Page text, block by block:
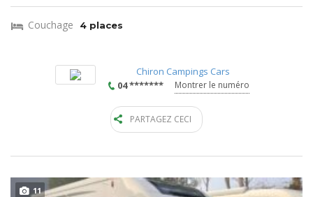
Couchage 4 places
Chiron Campings Cars
04 *******
Montrer le numéro
PARTAGEZ CECI
11